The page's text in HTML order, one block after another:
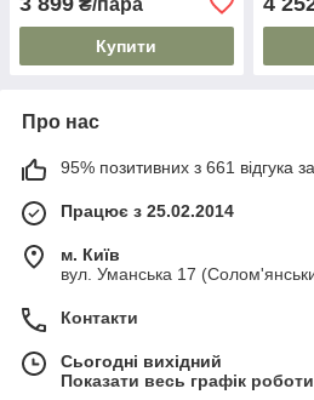
Купити
Про нас
95% позитивних з 661 відгука
Працює з 25.02.2014
м. Київ
вул. Уманська 17
Контакти
Сьогодні вихідний
Показати весь графік роботи